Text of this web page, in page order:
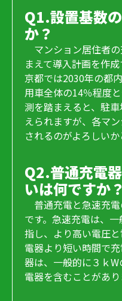
Q1.設置基数
か？
マンション居住者
まえて導入計画を作
京都では2030年の都
用車全体の14％程度
測を踏まえると、駐
えられますが、各マ
されるのがよろしいか
Q2.普通充電
いは何ですか？
普通充電と急速充電
です。急速充電は、
指し、より高い電圧
電器より短い時間で
器は、一般的に３ｋ
電器を含むことがあり